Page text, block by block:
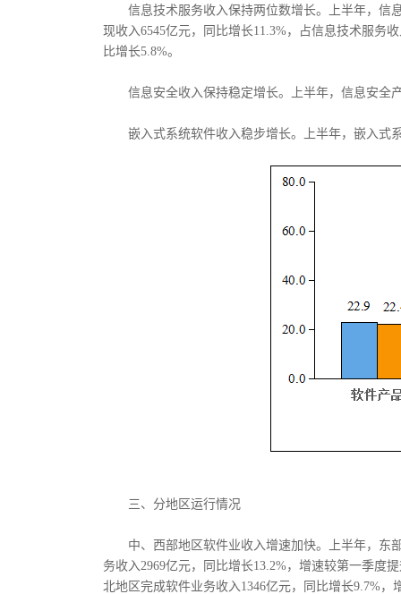
信息技术服务收入保持两位数增长。上半年，信
现收入6545亿元，同比增长11.3%，占信息技术服务
比增长5.8%。
信息安全收入保持稳定增长。上半年，信息安全
嵌入式系统软件收入稳步增长。上半年，嵌入式
三、分地区运行情况
中、西部地区软件业收入增速加快。上半年，东
务收入2969亿元，同比增长13.2%，增速较第一季度
北地区完成软件业务收入1346亿元，同比增长9.7%